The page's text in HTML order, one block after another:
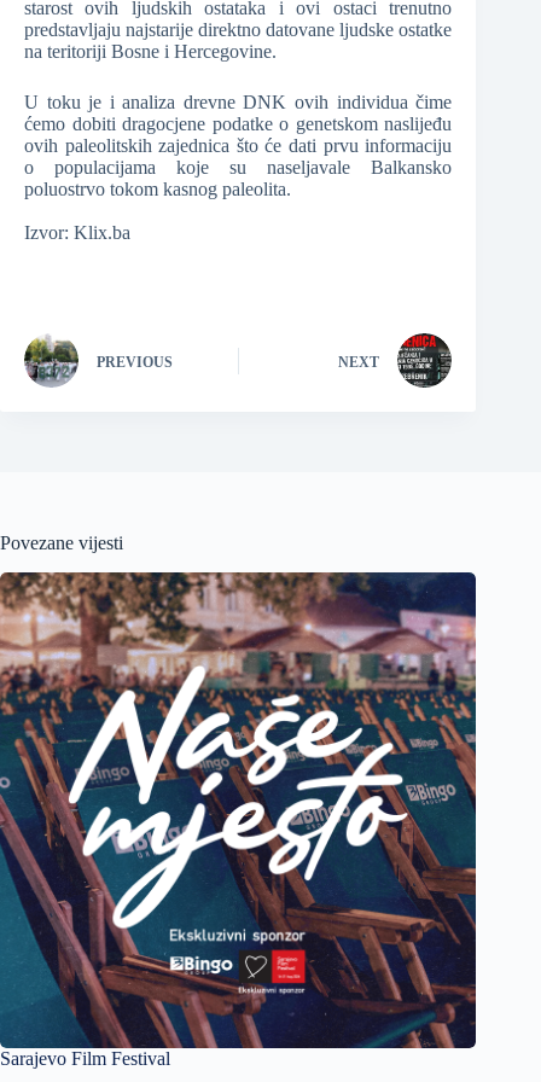
starost ovih ljudskih ostataka i ovi ostaci trenutno
predstavljaju najstarije direktno datovane ljudske ostatke
na teritoriji Bosne i Hercegovine.
U toku je i analiza drevne DNK ovih individua čime
ćemo dobiti dragocjene podatke o genetskom naslijeđu
ovih paleolitskih zajednica što će dati prvu informaciju
o populacijama koje su naseljavale Balkansko
poluostrvo tokom kasnog paleolita.
Izvor: Klix.ba
PREVIOUS NEXT
Povezane vijesti
Sarajevo Film Festival